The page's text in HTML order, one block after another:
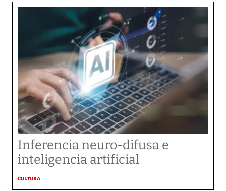
Inferencia neuro-difusa e
inteligencia artificial
CULTURA